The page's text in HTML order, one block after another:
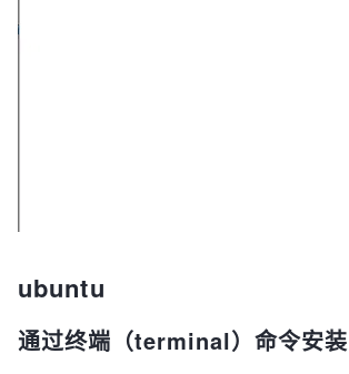
ubuntu
通过终端（terminal）命令安装